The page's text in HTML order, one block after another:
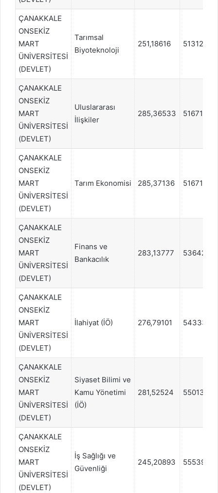
ÇANAKKALE
ONSEKİZ
MART
ÜNİVERSİTESİ
(DEVLET)
Tarımsal
Biyoteknoloji
251,18616 513126
ÇANAKKALE
ONSEKİZ
MART
ÜNİVERSİTESİ
(DEVLET)
Uluslararası
İlişkiler
285,36533 516719
ÇANAKKALE
ONSEKİZ
MART
ÜNİVERSİTESİ
(DEVLET)
Tarım Ekonomisi 285,37136 516719
ÇANAKKALE
ONSEKİZ
MART
ÜNİVERSİTESİ
(DEVLET)
Finans ve
Bankacılık
283,13777 536425
ÇANAKKALE
ONSEKİZ
MART
ÜNİVERSİTESİ
(DEVLET)
İlahiyat (İÖ) 276,79101 543332
ÇANAKKALE
ONSEKİZ
MART
ÜNİVERSİTESİ
(DEVLET)
Siyaset Bilimi ve
Kamu Yönetimi
(İÖ)
281,52524 550134
ÇANAKKALE
ONSEKİZ
MART
ÜNİVERSİTESİ
(DEVLET)
İş Sağlığı ve
Güvenliği
245,20893 555397